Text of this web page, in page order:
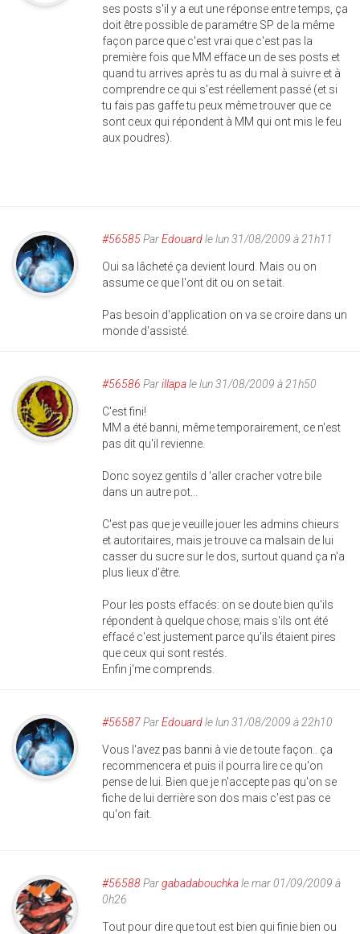
ses posts s'il y a eut une réponse entre temps, ça
doit être possible de paramétre SP de la même
façon parce que c'est vrai que c'est pas la
première fois que MM efface un de ses posts et
quand tu arrives après tu as du mal à suivre et à
comprendre ce qui s'est réellement passé (et si
tu fais pas gaffe tu peux même trouver que ce
sont ceux qui répondent à MM qui ont mis le feu
aux poudres).
#56585ParEdouardle lun 31/08/2009 à 21h11
Oui sa lâcheté ça devient lourd. Mais ou on
assume ce que l'ont dit ou on se tait.
Pas besoin d'application on va se croire dans un
monde d'assisté.
#56586 Parillapale lun 31/08/2009 à 21h50
C'est fini!
MM a été banni, même temporairement, ce n'est
pas dit qu'il revienne.
Donc soyez gentils d 'aller cracher votre bile
dans un autre pot...
C'est pas que je veuille jouer les admins chieurs
et autoritaires, mais je trouve ca malsain de lui
casser du sucre sur le dos, surtout quand ça n'a
plus lieux d'être.
Pour les posts effacés: on se doute bien qu'ils
répondent à quelque chose; mais s'ils ont été
effacé c'est justement parce qu'ils étaient pires
que ceux qui sont restés.
Enfin j'me comprends.
#56587ParEdouardle lun 31/08/2009 à 22h10
Vous l'avez pas banni à vie de toute façon.. ça
recommencera et puis il pourra lire ce qu'on
pense de lui. Bien que je n'accepte pas qu'on se
fiche de lui derrière son dos mais c'est pas ce
qu'on fait.
#56588Pargabadabouchkale mar 01/09/2009 à
0h26
Tout pour dire que tout est bien qui finie bien ou